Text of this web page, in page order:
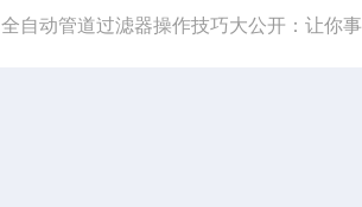
全自动管道过滤器操作技巧大公开：让你